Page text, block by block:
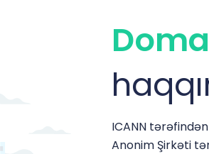
ICANN
Anonim Şirkəti